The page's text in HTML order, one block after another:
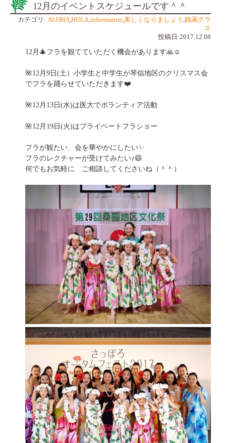
12月のイベントスケジュールです＾＾
カテゴリ: ALOHA HULA information 美しくなりましょう 銭函クラ
ス
投稿日:2017.12.08
12月🎄フラを観てていただく機会があります🙏☺️
🌺12月9日(土）小学生と中学生が琴似地区のクリスマス会
でフラを踊らせていただきます❤️
🌺12月13日(水)は医大でボランティア活動
🌺12月19日(火)はプライベートフラショー
フラが観たい、会を華やかにしたい✨
フラのレクチャーが受けてみたい♪😄
何でもお気軽に ご相談してくださいね（＾＾）